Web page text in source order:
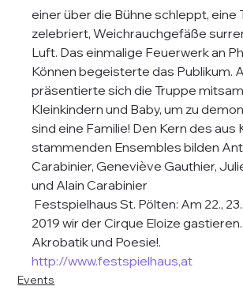
einer über die Bühne schleppt, eine
zelebriert, Weichrauchgefäße
Luft. Das einmalige Feuerwerk an
Können begeisterte das Publikum.
präsentierte sich die Truppe
Kleinkindern und Baby, um zu
sind eine Familie! Den Kern des aus
stammenden Ensembles bilden
Carabinier, Geneviève Gauthier,
und Alain Carabinier
Festspielhaus St. Pölten: Am 22.,
2019 wir der Cirque Eloize
Akrobatik und Poesie!.
http://www.festspielhaus,at
Events